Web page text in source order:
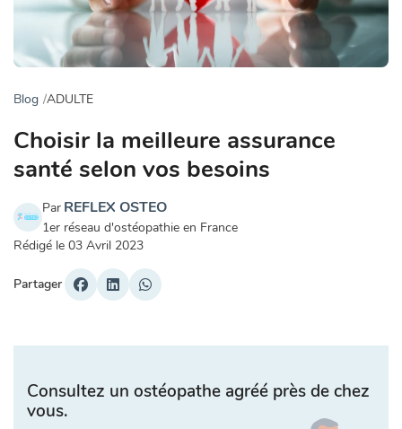
Blog ADULTE
Choisir la meilleure assurance
santé selon vos besoins
Par REFLEX OSTEO
1er réseau d'ostéopathie en France
Rédigé le 03 Avril 2023
Partager
Consultez un ostéopathe agréé près de chez
vous.